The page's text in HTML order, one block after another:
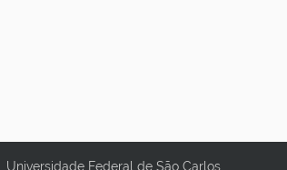
Universidade Federal de São Carlos